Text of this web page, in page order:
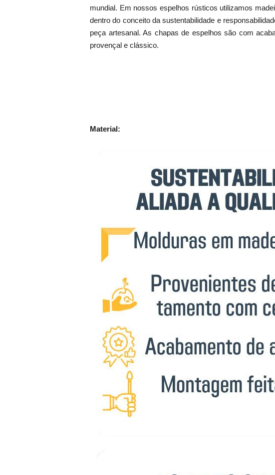
mundial. Em nossos espelhos rústicos utilizamos
dentro do conceito da sustentabilidade e
peça artesanal. As chapas de espelhos são com
provençal e clássico.
Material: